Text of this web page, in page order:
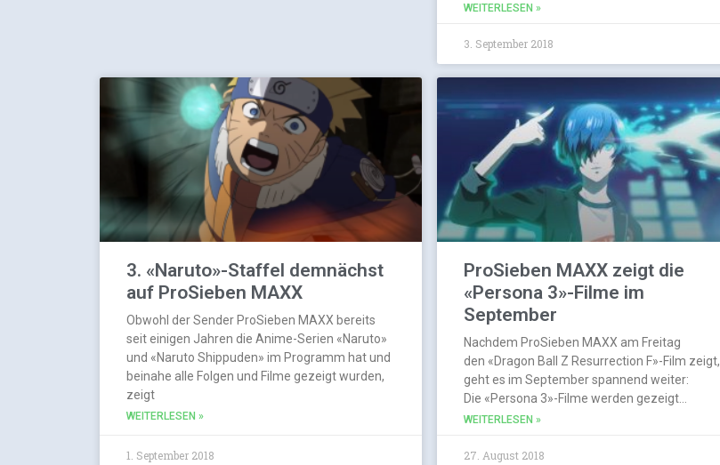
WEITERLESEN »
3. September 2018
3. «Naruto»-Staffel demnächst
auf ProSieben MAXX
Obwohl der Sender ProSieben MAXX bereits
seit einigen Jahren die Anime-Serien «Naruto»
und «Naruto Shippuden» im Programm hat und
beinahe alle Folgen und Filme gezeigt wurden,
zeigt
WEITERLESEN »
1. September 2018
ProSieben MAXX zeigt die
«Persona 3»-Filme im
September
Nachdem ProSieben MAXX am Freitag
den «Dragon Ball Z Resurrection F»-Film zeigt,
geht es im September spannend weiter:
Die «Persona 3»-Filme werden gezeigt…
WEITERLESEN »
27. August 2018